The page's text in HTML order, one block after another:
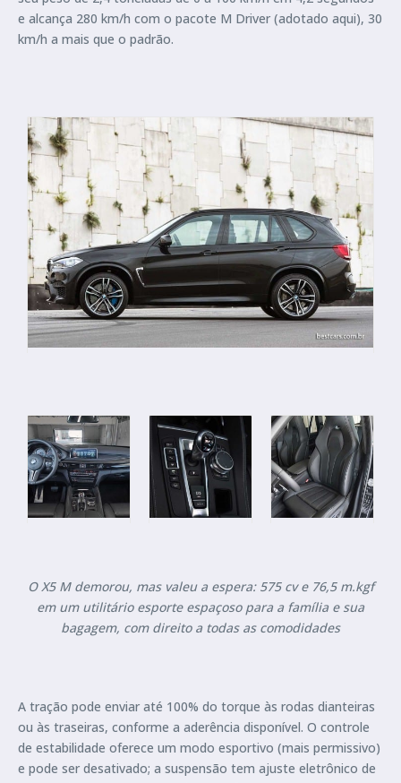
e alcança 280 km/h com o pacote M Driver (adotado aqui), 30
km/h a mais que o padrão.
O X5 M demorou, mas valeu a espera: 575 cv e 76,5 m.kgf
em um utilitário esporte espaçoso para a família e sua
bagagem, com direito a todas as comodidades
A tração pode enviar até 100% do torque às rodas dianteiras
ou às traseiras, conforme a aderência disponível. O controle
de estabilidade oferece um modo esportivo (mais permissivo)
e pode ser desativado; a suspensão tem ajuste eletrônico de